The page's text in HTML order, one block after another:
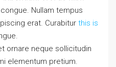
Nullam tempus
erat. Curabitur this is
ornare neque sollicitudin
elementum pretium.